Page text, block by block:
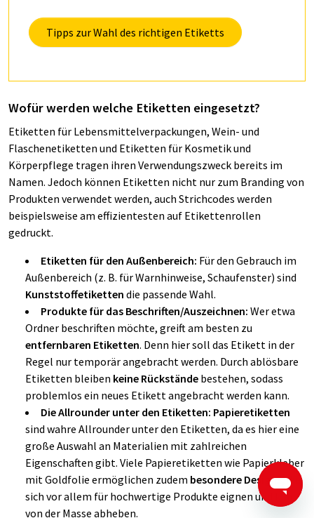
Tipps zur Wahl des richtigen Etiketts
Wofür werden welche Etiketten eingesetzt?
Etiketten für Lebensmittelverpackungen, Wein- und
Flaschenetiketten und Etiketten für Kosmetik und
Körperpflege tragen ihren Verwendungszweck bereits im
Namen. Jedoch können Etiketten nicht nur zum Branding von
Produkten verwendet werden, auch Strichcodes werden
beispielsweise am effizientesten auf Etikettenrollen
gedruckt.
Etiketten für den Außenbereich: Für den Gebrauch im
Außenbereich (z. B. für Warnhinweise, Schaufenster) sind
Kunststoffetiketten die passende Wahl.
Produkte für das Beschriften/Auszeichnen: Wer etwa
Ordner beschriften möchte, greift am besten zu
entfernbaren Etiketten. Denn hier soll das Etikett in der
Regel nur temporär angebracht werden. Durch ablösbare
Etiketten bleiben keine Rückstände bestehen, sodass
problemlos ein neues Etikett angebracht werden kann.
Die Allrounder unter den Etiketten: Papieretiketten
sind wahre Allrounder unter den Etiketten, da es hier eine
große Auswahl an Materialien mit zahlreichen
Eigenschaften gibt. Viele Papieretiketten wie Papierkleber
mit Goldfolie ermöglichen zudem besondere Designs, die
sich vor allem für hochwertige Produkte eignen und klar
von der Masse abheben.